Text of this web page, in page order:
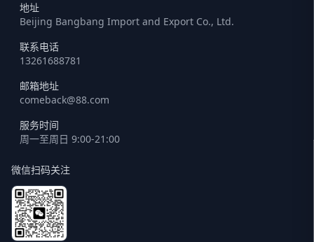
地址
Beijing Bangbang Import and Export Co., Ltd.
联系电话
13261688781
邮箱地址
comeback@88.com
服务时间
周一至周日 9:00-21:00
微信扫码关注